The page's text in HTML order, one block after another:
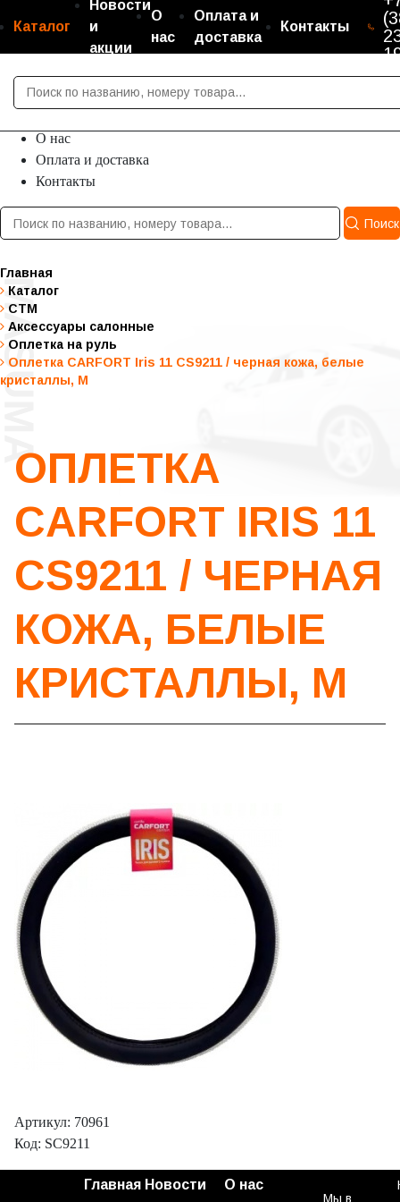
Каталог
Новости
и
акции
О
нас
Оплата и
доставка
Контакты
Каталог
О нас
Оплата и доставка
Контакты
Поиск
Главная
Каталог
СТМ
Аксессуары салонные
Оплетка на руль
Оплетка CARFORT Iris 11 CS9211 / черная кожа, белые
кристаллы, М
ОПЛЕТКА
CARFORT IRIS 11
CS9211 / ЧЕРНАЯ
КОЖА, БЕЛЫЕ
КРИСТАЛЛЫ, М
Артикул: 70961
Код: SC9211
Главная Новости
О нас
Мы в